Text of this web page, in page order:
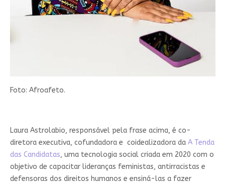
Foto: Afroafeto.
Laura Astrolabio, responsável pela frase acima, é co-
diretora executiva, cofundadora e coidealizadora da A Tenda
das Candidatas, uma tecnologia social criada em 2020 com o
objetivo de capacitar lideranças feministas, antirracistas e
defensoras dos direitos humanos e ensiná-las a fazer